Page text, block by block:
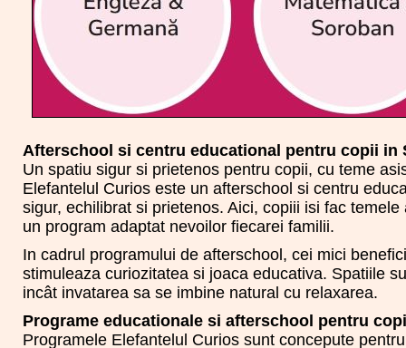
Afterschool si centru educational pentru copii in
Un spatiu sigur si prietenos pentru copii, cu teme
Elefantelul Curios este un afterschool si centru
sigur, echilibrat si prietenos. Aici, copiii isi fac
un program adaptat nevoilor fiecarei familii.
In cadrul programului de afterschool, cei mici
stimuleaza curiozitatea si joaca educativa. Spatiile
incât invatarea sa se imbine natural cu relaxarea.
Programe educationale si afterschool pentru
Programele Elefantelul Curios sunt concepute